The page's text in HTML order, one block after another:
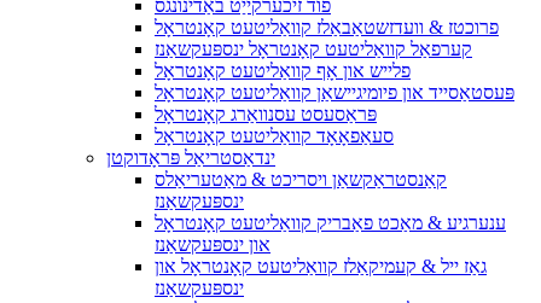
פוד זיכערקייַט באַדינונגס
פרוכטז & וועדזשטאַבאַלז קוואַליטעט קאָנטראָל
קערפאַל קוואַליטעט קאָנטראָל ינספּעקשאַנז
פלייש און אָף קוואַליטעט קאָנטראָל
פּעסטאַסייד און פיומיגיישאַן קוואַליטעט קאָנטראָל
פּראַסעסט עסנוואַרג קאָנטראָל
סעאַפאָאָד קוואַליטעט קאָנטראָל
ינדאַסטריאַל פּראָדוקטן
קאַנסטראַקשאַן ויסריכט & מאַטעריאַלס
ינספּעקשאַנז
ענערגיע & מאַכט פאַבריק קוואַליטעט קאָנטראָל
און ינספּעקשאַנז
גאַז ייל & קעמיקאַלז קוואַליטעט קאָנטראָל און
ינספּעקשאַנז